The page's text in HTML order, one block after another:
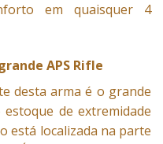
em quaisquer 4
APS Rifle
desta arma é o grande
de extremidade
está localizada na parte